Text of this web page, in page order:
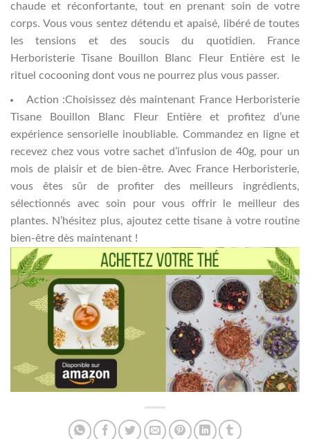
chaude et réconfortante, tout en prenant soin de votre
corps. Vous vous sentez détendu et apaisé, libéré de toutes
les tensions et des soucis du quotidien. France
Herboristerie Tisane Bouillon Blanc Fleur Entière est le
rituel cocooning dont vous ne pourrez plus vous passer.
Action :Choisissez dès maintenant France Herboristerie
Tisane Bouillon Blanc Fleur Entière et profitez d’une
expérience sensorielle inoubliable. Commandez en ligne et
recevez chez vous votre sachet d’infusion de 40g, pour un
mois de plaisir et de bien-être. Avec France Herboristerie,
vous êtes sûr de profiter des meilleurs ingrédients,
sélectionnés avec soin pour vous offrir le meilleur des
plantes. N’hésitez plus, ajoutez cette tisane à votre routine
bien-être dès maintenant !